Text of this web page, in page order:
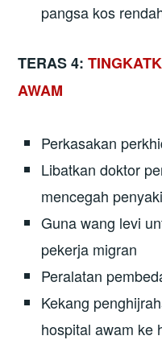
pangsa kos
TERAS 4:
AWAM
Perkasakan
Libatkan doktor
mencegah
Guna wang levi
pekerja migran
Peralatan
Kekang
hospital awam ke